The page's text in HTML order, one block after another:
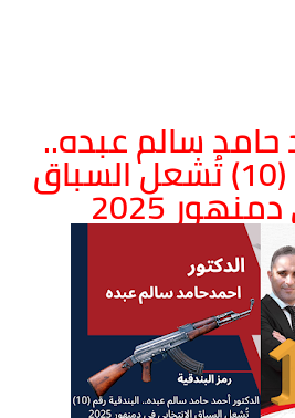
حامد سالم عبده..
البندقية رقم (10) تُشعل السباق
2025